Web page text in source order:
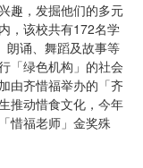
趣，发掘他们的多元
，该校共有172名学
朗诵、舞蹈及故事等
「绿色机构」的社会
由齐惜福举办的「齐
推动惜食文化，今年
惜福老师」金奖殊